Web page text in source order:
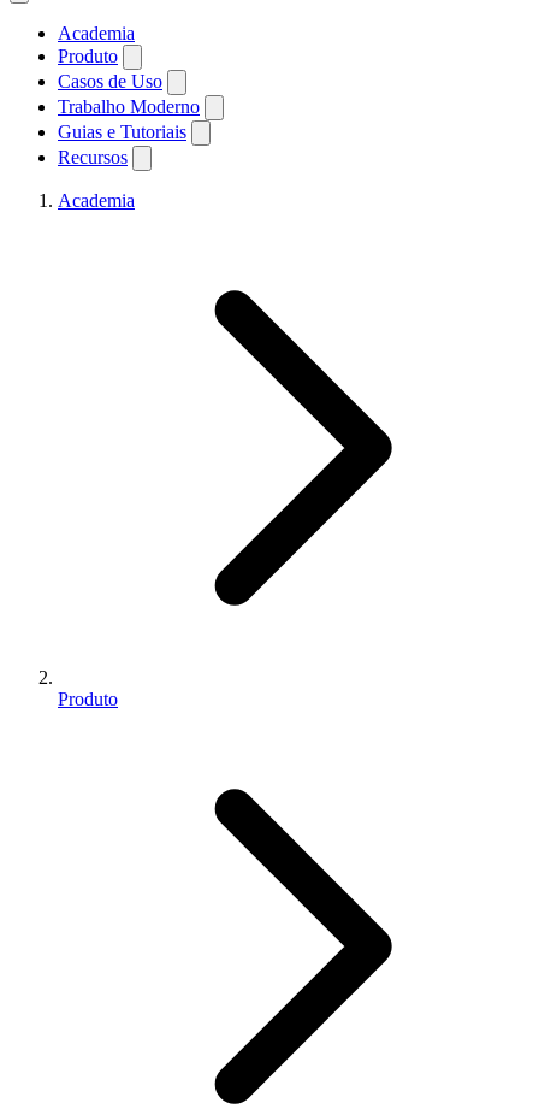
Academia
Produto
Casos de Uso
Trabalho Moderno
Guias e Tutoriais
Recursos
Academia
Produto